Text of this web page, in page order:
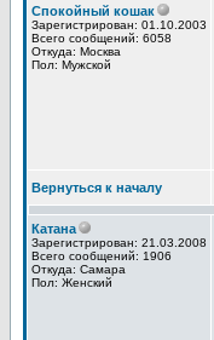
Спокойный кошак
Зарегистрирован: 01.10.2003
Всего сообщений: 6058
Откуда: Москва
Пол: Мужской
Вернуться к началу
Катана
Зарегистрирован: 21.03.2008
Всего сообщений: 1906
Откуда: Самара
Пол: Женский